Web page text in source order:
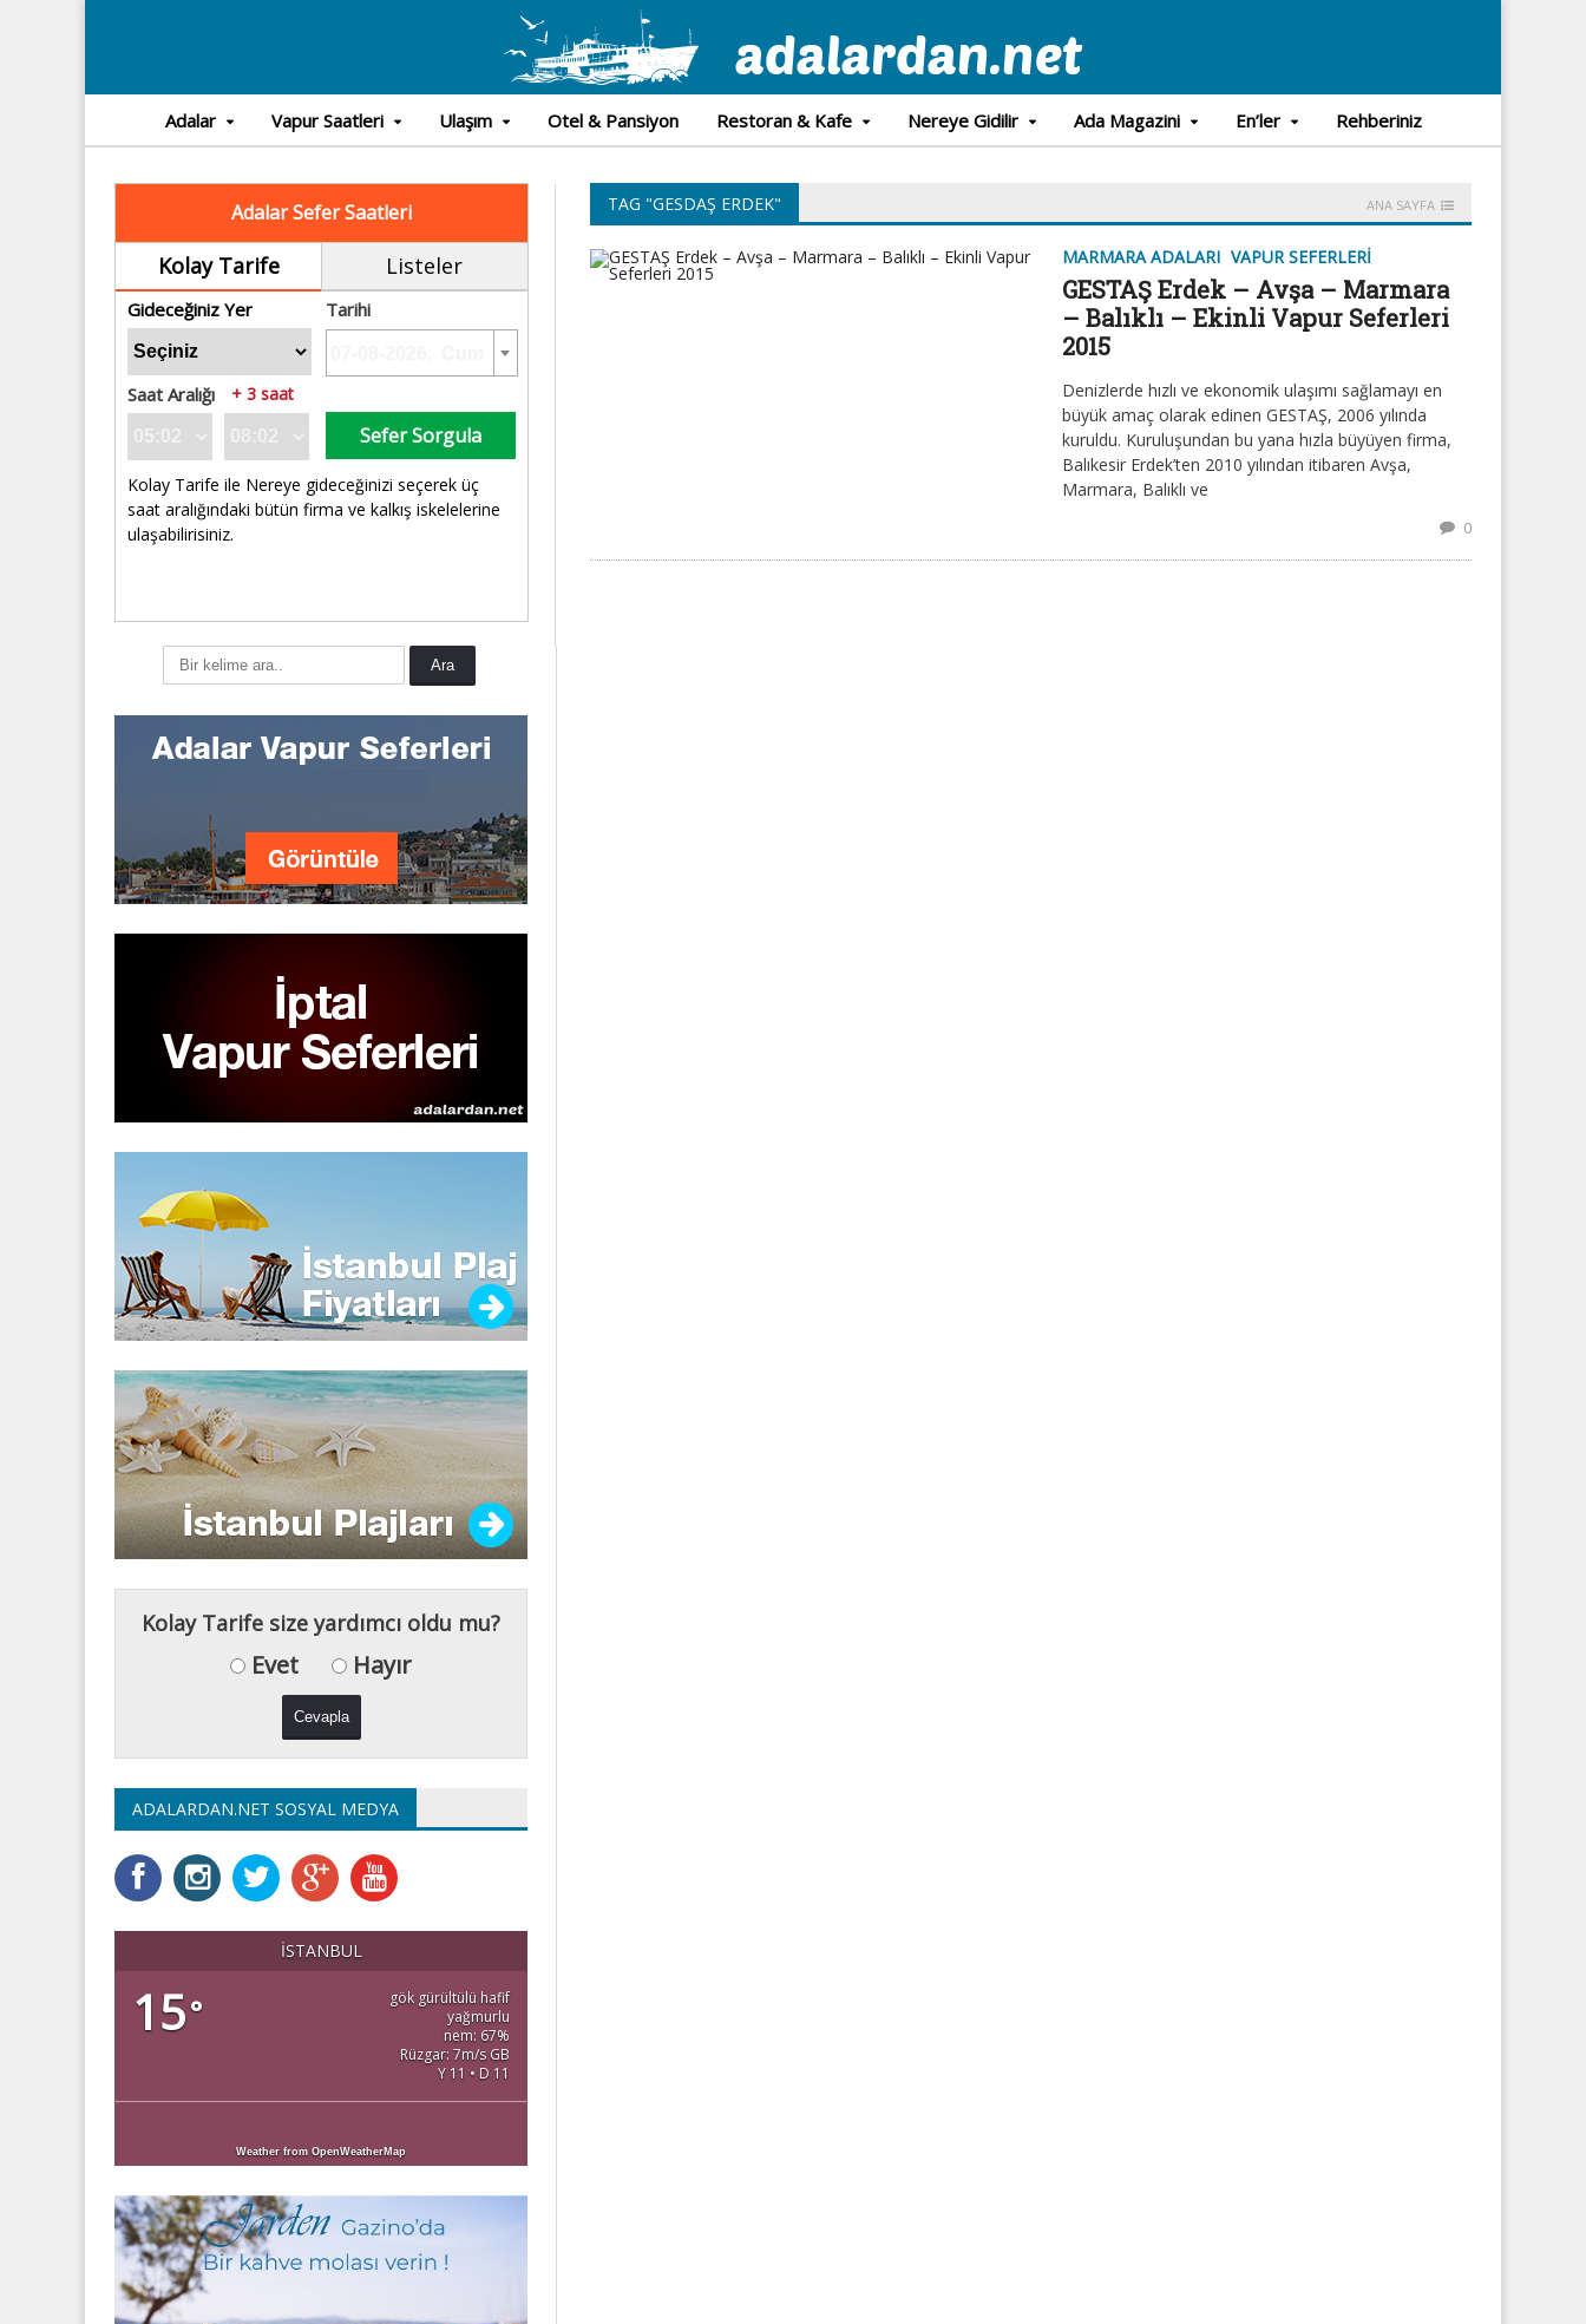
Adalar Vapur Saatleri Ulaşım Otel & Pansiyon Restoran & Kafe Nereye Gidilir Ada Magazini En’ler Rehberiniz
Adalar Sefer Saatleri
Kolay Tarife Listeler
Gideceğiniz Yer Tarihi
Saat Aralığı + 3 saat
Sefer Sorgula
Kolay Tarife ile Nereye gideceğinizi seçerek üç
saat aralığındaki bütün firma ve kalkış iskelelerine
ulaşabilirisiniz.
TAG "GESDAŞ ERDEK" ANA SAYFA
MARMARA ADALARI VAPUR SEFERLERI
GESTAŞ Erdek – Avşa – Marmara
– Balıklı – Ekinli Vapur Seferleri
2015
Denizlerde hızlı ve ekonomik ulaşımı sağlamayı en
büyük amaç olarak edinen GESTAŞ, 2006 yılında
kuruldu. Kuruluşundan bu yana hızla büyüyen firma,
Balıkesir Erdek’ten 2010 yılından itibaren Avşa,
Marmara, Balıklı ve
0
Kolay Tarife size yardımcı oldu mu?
Evet Hayır
ADALARDAN.NET SOSYAL MEDYA
İSTANBUL
15°
gök gürültülü hafif
yağmurlu
nem: 67%
Rüzgar: 7m/s GB
Y 11 • D 11
Weather from OpenWeatherMap